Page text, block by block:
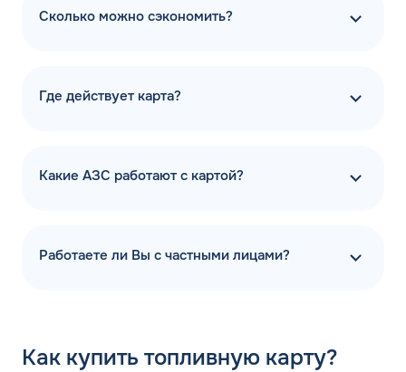
Сколько можно сэкономить?
Где действует карта?
Какие АЗС работают с картой?
Работаете ли Вы с частными лицами?
Как купить топливную карту?